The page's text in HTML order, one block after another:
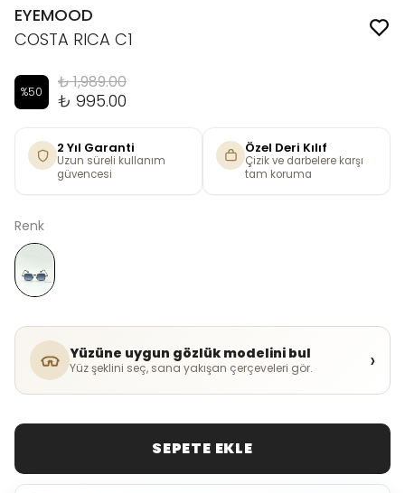
EYEMOOD
COSTA RICA C1
%50 ₺ 1,989.00
₺ 995.00
2 Yıl Garanti
Uzun süreli kullanım
güvencesi
Özel Deri Kılıf
Çizik ve darbelere karşı
tam koruma
Renk
Yüzüne uygun gözlük modelini bul
Yüz şeklini seç, sana yakışan çerçeveleri gör. ›
SEPETE EKLE